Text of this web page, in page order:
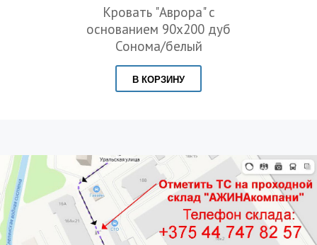
Кровать "Аврора" с
основанием 90х200 дуб
Сонома/белый
В КОРЗИНУ